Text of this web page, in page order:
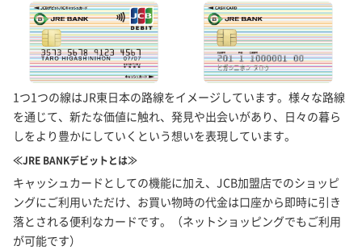
1つ1つの線はJR東日本の路線をイメージしています。様々な路線
を通じて、新たな価値に触れ、発見や出会いがあり、日々の暮ら
しをより豊かにしていくという想いを表現しています。
≪JRE BANKデビットとは≫
キャッシュカードとしての機能に加え、JCB加盟店でのショッピ
ングにご利用いただけ、お買い物時の代金は口座から即時に引き
落とされる便利なカードです。（ネットショッピングでもご利用
が可能です）